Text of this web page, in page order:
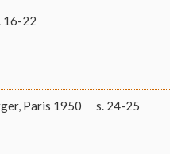
16-22
Paris 1950 s. 24-25